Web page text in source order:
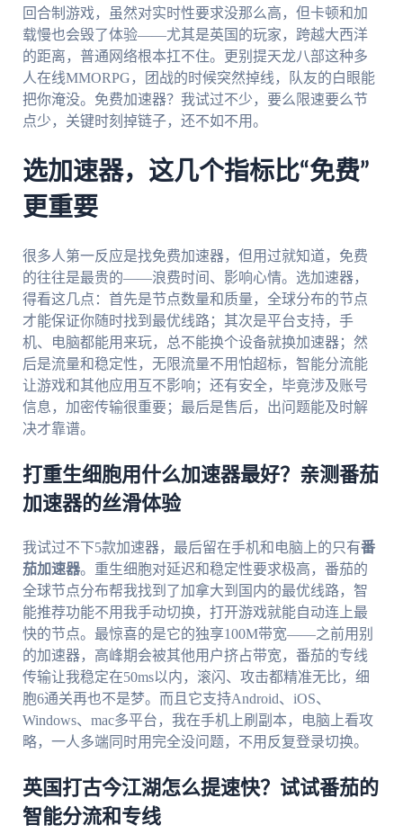
回合制游戏，虽然对实时性要求没那么高，但卡顿和加
载慢也会毁了体验——尤其是英国的玩家，跨越大西洋
的距离，普通网络根本扛不住。更别提天龙八部这种多
人在线MMORPG，团战的时候突然掉线，队友的白眼能
把你淹没。免费加速器？我试过不少，要么限速要么节
点少，关键时刻掉链子，还不如不用。
选加速器，这几个指标比“免费”
更重要
很多人第一反应是找免费加速器，但用过就知道，免费
的往往是最贵的——浪费时间、影响心情。选加速器，
得看这几点：首先是节点数量和质量，全球分布的节点
才能保证你随时找到最优线路；其次是平台支持，手
机、电脑都能用来玩，总不能换个设备就换加速器；然
后是流量和稳定性，无限流量不用怕超标，智能分流能
让游戏和其他应用互不影响；还有安全，毕竟涉及账号
信息，加密传输很重要；最后是售后，出问题能及时解
决才靠谱。
打重生细胞用什么加速器最好？亲测番茄
加速器的丝滑体验
我试过不下5款加速器，最后留在手机和电脑上的只有番
茄加速器。重生细胞对延迟和稳定性要求极高，番茄的
全球节点分布帮我找到了加拿大到国内的最优线路，智
能推荐功能不用我手动切换，打开游戏就能自动连上最
快的节点。最惊喜的是它的独享100M带宽——之前用别
的加速器，高峰期会被其他用户挤占带宽，番茄的专线
传输让我稳定在50ms以内，滚闪、攻击都精准无比，细
胞6通关再也不是梦。而且它支持Android、iOS、
Windows、mac多平台，我在手机上刷副本，电脑上看攻
略，一人多端同时用完全没问题，不用反复登录切换。
英国打古今江湖怎么提速快？试试番茄的
智能分流和专线